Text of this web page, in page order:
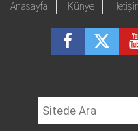
Anasayfa Künye